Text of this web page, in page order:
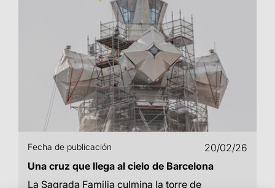
Fecha de publicación
20/02/26
Una cruz que llega al cielo de Barcelona
La Sagrada Familia culmina la torre de